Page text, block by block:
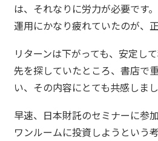
は、それなりに労力が必要です。
運用にかなり疲れていたのが、
リターンは下がっても、安定し
先を探していたところ、書店で
い、その内容にとても共感しまし
早速、日本財託のセミナーに参
ワンルームに投資しようという